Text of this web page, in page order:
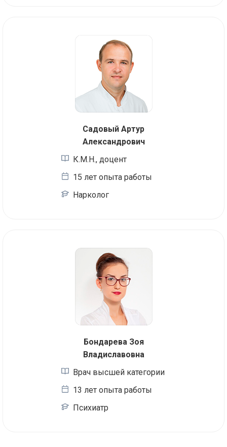
Садовый Артур
Александрович
К.М.Н., доцент
15 лет опыта работы
Нарколог
Бондарева Зоя
Владиславовна
Врач высшей категории
13 лет опыта работы
Психиатр